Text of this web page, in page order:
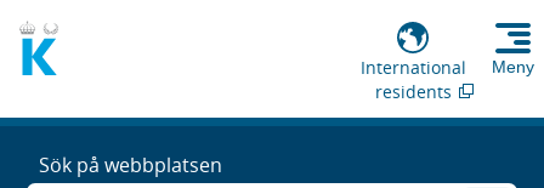
International
residents
Meny
Sök på webbplatsen